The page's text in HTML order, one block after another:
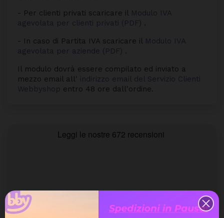
- Per clienti privati scaricare il Modulo IVA
agevolata per clienti privati (PDF) .
- In caso di Partita IVA scaricare il Modulo IVA
agevolata per aziende (PDF) .
Il modulo dovrà essere compilato ed inviato a
mezzo email all' indirizzo email del Servizio Clienti
Webbyshop entro 48 ore dall'ordine.